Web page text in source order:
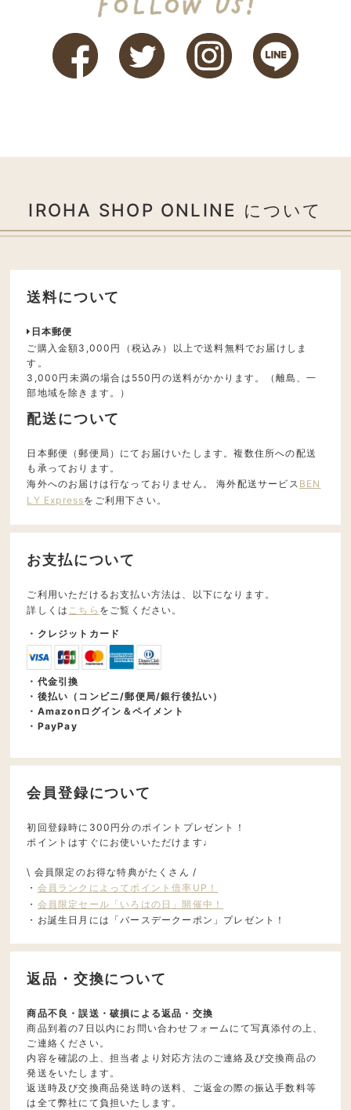
IROHA SHOP ONLINE について
送料について
日本郵便
ご購入金額3,000円（税込み）以上で送料無料でお届けしま
す。
3,000円未満の場合は550円の送料がかかります。（離島、一
部地域を除きます。）
配送について
日本郵便（郵便局）にてお届けいたします。複数住所への配送
も承っております。
海外へのお届けは行なっておりません。 海外配送サービス BEN
LY Expressをご利用下さい。
お支払について
ご利用いただけるお支払い方法は、以下になります。
詳しくは こちら をご覧ください。
・クレジットカード
・代金引換
・後払い（コンビニ/郵便局/銀行後払い）
・Amazonログイン＆ペイメント
・PayPay
会員登録について
初回登録時に300円分のポイントプレゼント！
ポイントはすぐにお使いいただけます♩
\ 会員限定のお得な特典がたくさん /
・ 会員ランクによってポイント倍率UP！
・ 会員限定セール「いろはの日」開催中！
・お誕生日月には「バースデークーポン」プレゼント！
返品・交換について
商品不良・誤送・破損による返品・交換
商品到着の7日以内にお問い合わせフォームにて写真添付の上、
ご連絡ください。
内容を確認の上、担当者より対応方法のご連絡及び交換商品の
発送をいたします。
返送時及び交換商品発送時の送料、ご返金の際の振込手数料等
は全て弊社にて負担いたします。